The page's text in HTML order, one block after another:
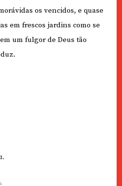
os vencidos, e quase
em frescos jardins como se
um fulgor de Deus tão